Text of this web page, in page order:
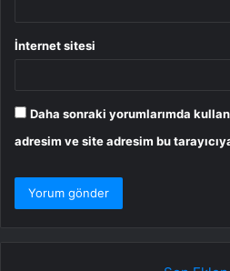
İnternet sitesi
Daha sonraki yorumlarımda
adresim ve site adresim bu